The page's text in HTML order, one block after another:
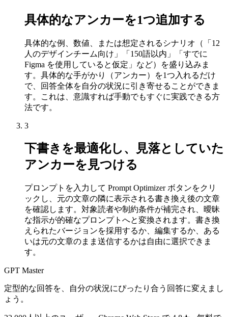
具体的なアンカーを1つ追加する
具体的な例、数値、または想定されるシナリオ（「12
人のデザインチーム向け」「150語以内」「すでに
Figma を使用していると仮定」など）を盛り込みま
す。具体的な手がかり（アンカー）を1つ入れるだけ
で、回答全体を自分の状況に引き寄せることができま
す。これは、意識すれば手動でもすぐに実践できる方
法です。
3
下書きを最適化し、見落としていた
アンカーを見つける
プロンプトを入力して Prompt Optimizer ボタンをクリ
ックし、元の文章の隣に表示される書き換え後の文章
を確認します。対象読者や制約条件が補完され、曖昧
な指示が的確なプロンプトへと変換されます。書き換
えられたバージョンを採用するか、編集するか、ある
いは元の文章のまま送信するかは自由に選択できま
す。
GPT Master
定型的な回答を、自分の状況にぴったり合う回答に変えまし
ょう。